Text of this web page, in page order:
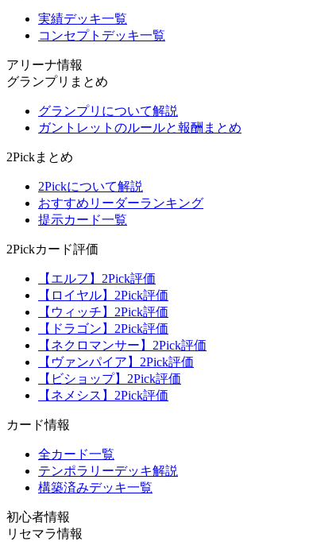
実績デッキ一覧
コンセプトデッキ一覧
アリーナ情報
グランプリまとめ
グランプリについて解説
ガントレットのルールと報酬まとめ
2Pickまとめ
2Pickについて解説
おすすめリーダーランキング
提示カード一覧
2Pickカード評価
【エルフ】2Pick評価
【ロイヤル】2Pick評価
【ウィッチ】2Pick評価
【ドラゴン】2Pick評価
【ネクロマンサー】2Pick評価
【ヴァンパイア】2Pick評価
【ビショップ】2Pick評価
【ネメシス】2Pick評価
カード情報
全カード一覧
テンポラリーデッキ解説
構築済みデッキ一覧
初心者情報
リセマラ情報